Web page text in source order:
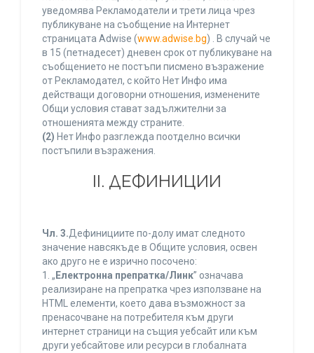
уведомява Рекламодатели и трети лица чрез
публикуване на съобщение на Интернет
страницата Adwise (www.adwise.bg) . В случай че
в 15 (петнадесет) дневен срок от публикуване на
съобщението не постъпи писмено възражение
от Рекламодател, с който Нет Инфо има
действащи договорни отношения, изменените
Общи условия стават задължителни за
отношенията между страните.
(2) Нет Инфо разглежда поотделно всички
постъпили възражения.
ІІ. ДЕФИНИЦИИ
Чл. 3.Дефинициите по-долу имат следното
значение навсякъде в Общите условия, освен
ако друго не е изрично посочено:
1. „ Електронна препратка/Линк” означава
реализиране на препратка чрез използване на
HTML елементи, което дава възможност за
пренасочване на потребителя към други
интернет страници на същия уебсайт или към
други уебсайтове или ресурси в глобалната